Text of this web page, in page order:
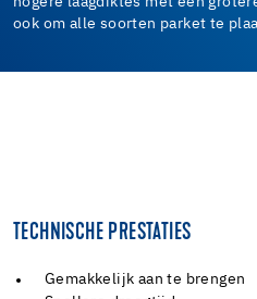
ook om alle soorten parket te
TECHNISCHE PRESTATIES
Gemakkelijk aan te brengen